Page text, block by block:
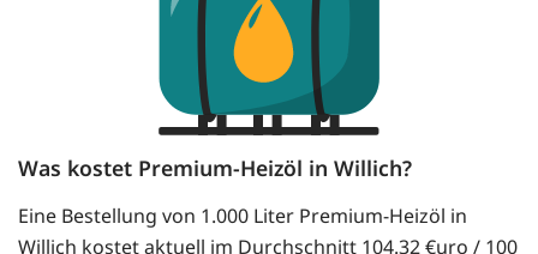
Was kostet Premium-Heizöl in Willich?
Eine Bestellung von 1.000 Liter Premium-Heizöl in
Willich kostet aktuell im Durchschnitt 104.32 €uro / 100